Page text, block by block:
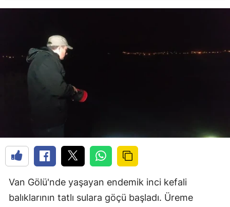
Van Gölü'nde yaşayan endemik inci kefali
balıklarının tatlı sulara göçü başladı. Üreme